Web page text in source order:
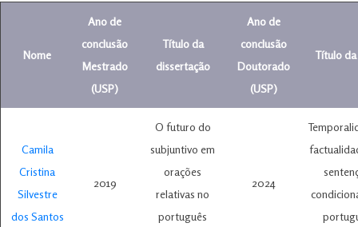
Nome
Ano de
conclusão
Mestrado
(USP)
Título da
dissertação
Ano de
conclusão
Doutorado
(USP)
Título
Camila
Cristina
Silvestre
dos Santos
2019
O futuro do
subjuntivo em
orações
relativas no
português
2024